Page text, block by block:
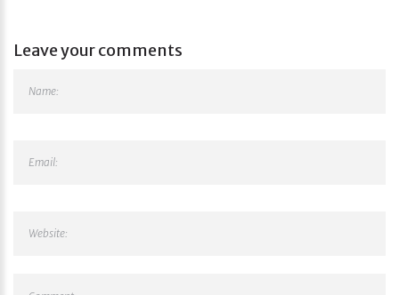
Leave your comments